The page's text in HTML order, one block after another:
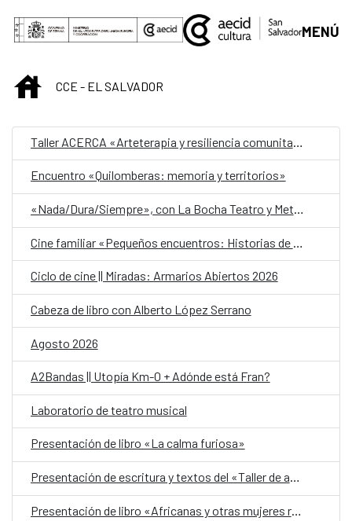
Saltar al contenido principal
MENÚ
INICIOCCE - EL SALVADOR
Encuentro «Quilomberas: memoria y territorios»
«Nada/Dura/Siempre», con La Bocha Teatro y Metafórica
Ciclo de cine || Miradas: Armarios Abiertos 2026
Cabeza de libro con Alberto López Serrano
Agosto 2026
A2Bandas || Utopía Km-0 + Adónde está Fran?
Laboratorio de teatro musical
Presentación de libro «La calma furiosa»
Presentación de escritura y textos del «Taller de autobiografía para mujeres 70+»
Presentación de libro «Africanas y otras mujeres racializadas»